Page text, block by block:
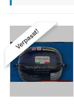
Verpasst!